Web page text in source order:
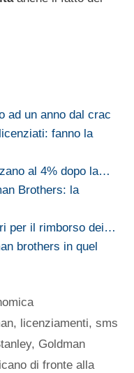
ad un anno dal crac
fanno la
al 4% dopo la…
Brothers: la
per il rimborso dei…
brothers in quel
, licenziamenti,sms
Goldman
di fronte alla